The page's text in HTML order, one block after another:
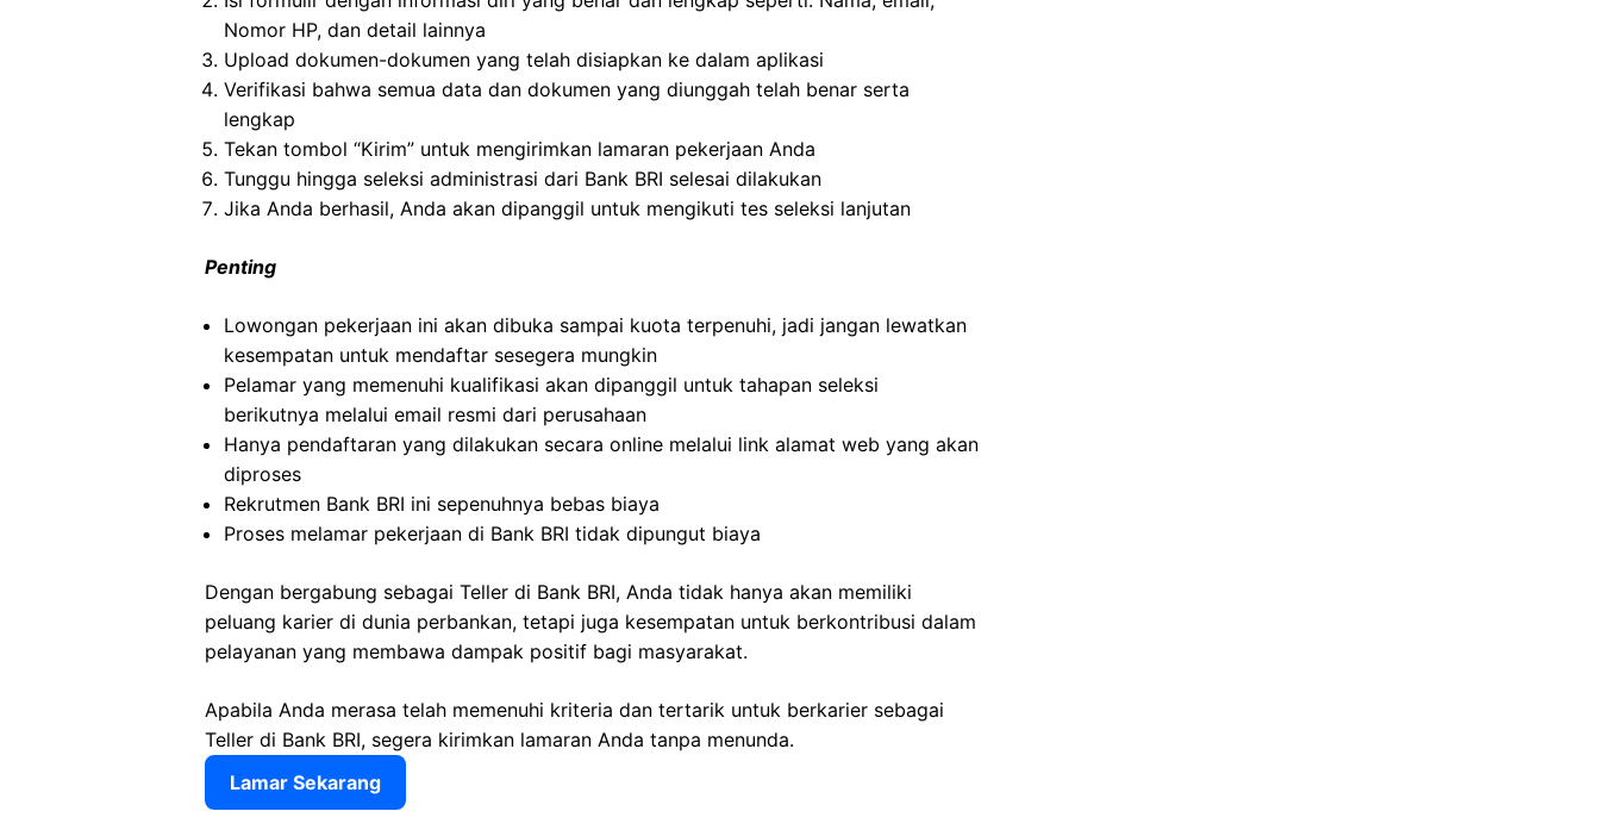
Nomor HP, dan detail lainnya
Upload dokumen-dokumen yang telah disiapkan ke dalam aplikasi
Verifikasi bahwa semua data dan dokumen yang diunggah telah benar serta
lengkap
Tekan tombol “Kirim” untuk mengirimkan lamaran pekerjaan Anda
Tunggu hingga seleksi administrasi dari Bank BRI selesai dilakukan
Jika Anda berhasil, Anda akan dipanggil untuk mengikuti tes seleksi lanjutan
Penting
Lowongan pekerjaan ini akan dibuka sampai kuota terpenuhi, jadi jangan lewatkan
kesempatan untuk mendaftar sesegera mungkin
Pelamar yang memenuhi kualifikasi akan dipanggil untuk tahapan seleksi
berikutnya melalui email resmi dari perusahaan
Hanya pendaftaran yang dilakukan secara online melalui link alamat web yang akan
diproses
Rekrutmen Bank BRI ini sepenuhnya bebas biaya
Proses melamar pekerjaan di Bank BRI tidak dipungut biaya
Dengan bergabung sebagai Teller di Bank BRI, Anda tidak hanya akan memiliki
peluang karier di dunia perbankan, tetapi juga kesempatan untuk berkontribusi dalam
pelayanan yang membawa dampak positif bagi masyarakat.
Apabila Anda merasa telah memenuhi kriteria dan tertarik untuk berkarier sebagai
Teller di Bank BRI, segera kirimkan lamaran Anda tanpa menunda.
Lamar Sekarang